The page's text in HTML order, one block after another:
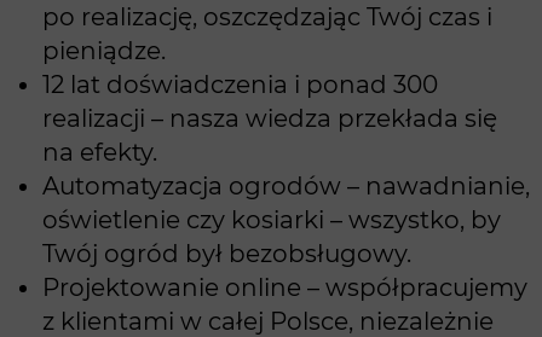
po realizację, oszczędzając Twój czas i
pieniądze.
12 lat doświadczenia i ponad 300
realizacji – nasza wiedza przekłada się
na efekty.
Automatyzacja ogrodów – nawadnianie,
oświetlenie czy kosiarki – wszystko, by
Twój ogród był bezobsługowy.
Projektowanie online – współpracujemy
z klientami w całej Polsce, niezależnie